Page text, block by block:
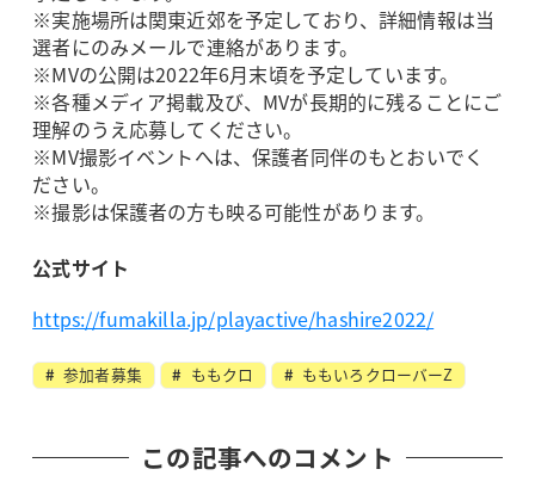
※実施場所は関東近郊を予定しており、詳細情報は当
選者にのみメールで連絡があります。
※MVの公開は2022年6月末頃を予定しています。
※各種メディア掲載及び、MVが長期的に残ることにご
理解のうえ応募してください。
※MV撮影イベントへは、保護者同伴のもとおいでく
ださい。
※撮影は保護者の方も映る可能性があります。
公式サイト
https://fumakilla.jp/playactive/hashire2022/
参加者募集 ももクロ ももいろクローバーZ
この記事へのコメント